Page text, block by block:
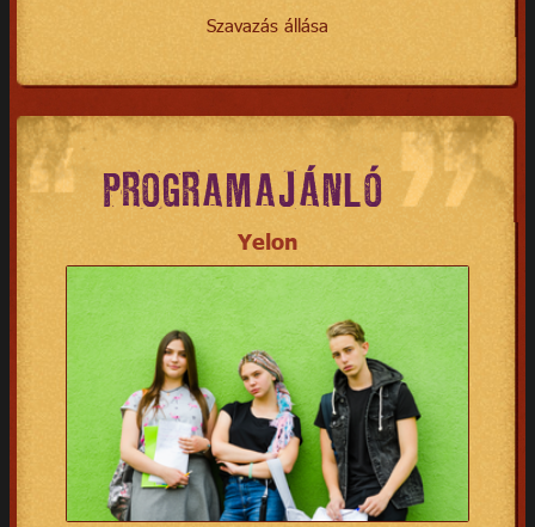
Szavazás állása
PROGRAMAJÁNLÓ
Yelon